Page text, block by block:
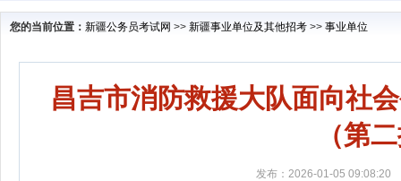
您的当前位置： 新疆公务员考试网 >> 新疆事业单位及其他招考 >> 事业单位
昌吉市消防救援大队面向社
（第
发布：2026-01-05 09:08:20